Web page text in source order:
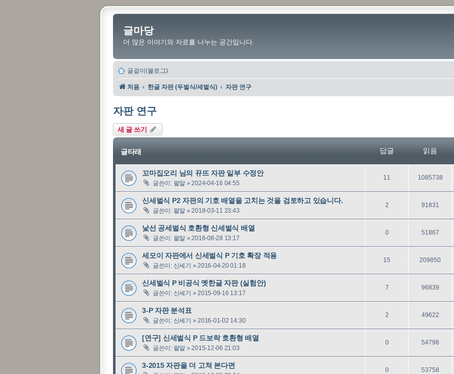
글마당
더 많은 이야기와 자료를 나누는 공간입니다.
글걸이(블로그)
처음 한글 자판 (두벌식/세벌식) 자판 연구
자판 연구
새 글 쓰기
글타래 답글 읽음
꼬마집오리 님의 뀨뜨 자판 일부 수정안
글쓴이: 팥알 » 2024-04-16 04:55
11
글
1085738읽
음
신세벌식 P2 자판의 기호 배열을 고치는 것을 검토하고 있습니다.
글쓴이: 팥알 » 2018-03-11 23:43
2답
글
91831
음
낯선 공세벌식 호환형 신세벌식 배열
글쓴이: 팥알 » 2016-08-28 13:17
0답
글
51867읽
음
세모이 자판에서 신세벌식 P 기호 확장 적용
글쓴이: 신세기 » 2016-04-20 01:18
15
글
209850읽
음
신세벌식 P 비공식 옛한글 자판 (실험안)
글쓴이: 신세기 » 2015-09-16 13:17
7답
글
96839읽
음
3-P 자판 분석표
글쓴이: 신세기 » 2016-01-02 14:30
2답
글
49622읽
음
[연구] 신세벌식 P 드보락 호환형 배열
글쓴이: 팥알 » 2015-12-06 21:03
0답
글
54798읽
음
3-2015 자판을 더 고쳐 본다면
0답
53758읽